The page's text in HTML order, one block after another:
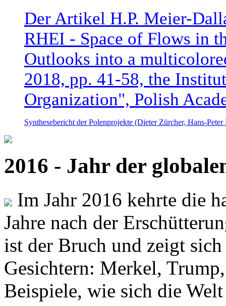
Der Artikel H.P. Meier-
RHEI - Space of Flows in
Outlooks into a
2018, pp. 41-58, the
Organization", Polish
Synthesebericht der Polenprojekte (Dieter Zürcher, Hans-
2016 - Jahr der
Im Jahr 2016 kehrte die
Jahre nach der
ist der Bruch und zeigt
Gesichtern: Merkel,
Beispiele, wie sich die